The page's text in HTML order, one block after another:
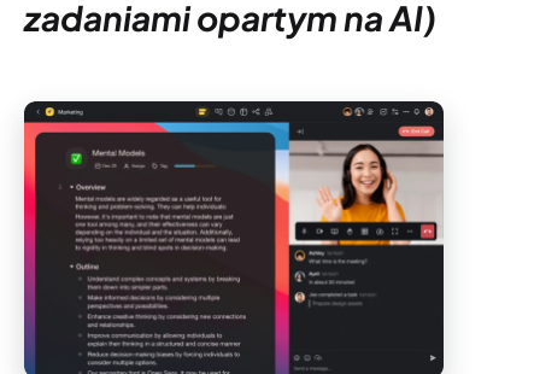
zadaniami opartym na AI)